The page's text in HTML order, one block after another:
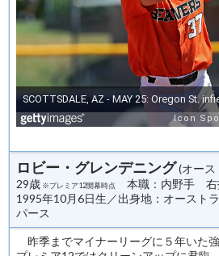
ロビー・グレンデニング(オース
29歳 ※プレミア12開幕時点
本職：内野手 右
1995年10月6日生／出身地：オースト
パース
昨季までマイナーリーグに５年いた